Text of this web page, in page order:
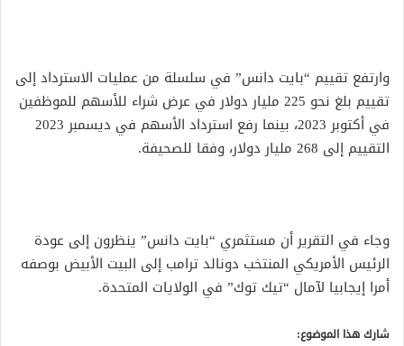
وارتفع تقييم “بايت دانس” في سلسلة من عمليات الاسترداد إلى
تقييم بلغ نحو 225 مليار دولار في عرض شراء للأسهم للموظفين
في أكتوبر 2023، بينما رفع استرداد الأسهم في ديسمبر 2023
التقييم إلى 268 مليار دولار، وفقا للصحيفة.
وجاء في التقرير أن مستثمري “بايت دانس” ينظرون إلى عودة
الرئيس الأمريكي المنتخب دونالد ترامب إلى البيت الأبيض بوصفه
أمرا إيجابيا لآمال “تيك توك” في الولايات المتحدة.
شارك هذا الموضوع: